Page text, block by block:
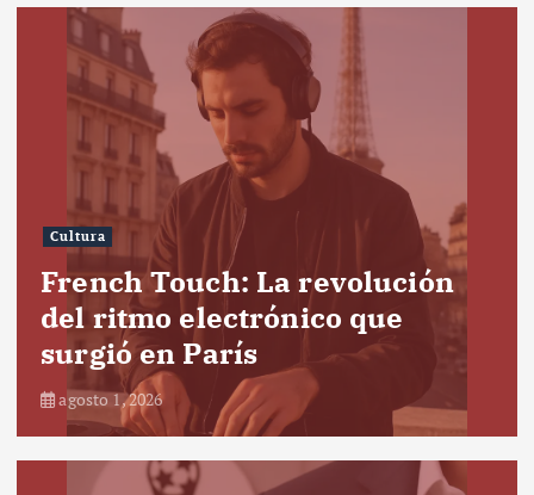
Cultura
French Touch: La revolución
del ritmo electrónico que
surgió en París
agosto 1, 2026